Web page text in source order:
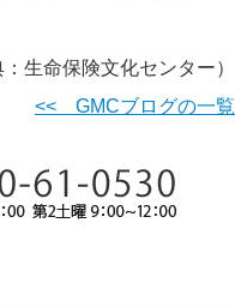
：生命保険文化センター）
<< GMCブログの一覧